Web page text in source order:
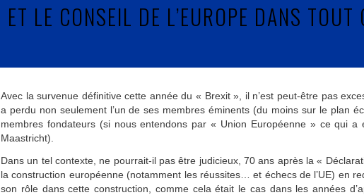
ET LE CONSEIL DE L’EUROPE DANS TOUT
Avec la survenue définitive cette année du « Brexit », il n’est peut-être pas
a perdu non seulement l’un de ses membres éminents (du moins sur le plan
membres fondateurs (si nous entendons par « Union Européenne » ce qui
Maastricht).
Dans un tel contexte, ne pourrait-il pas être judicieux, 70 ans après la «
la construction européenne (notamment les réussites… et échecs de l’UE) en
son rôle dans cette construction, comme cela était le cas dans les années